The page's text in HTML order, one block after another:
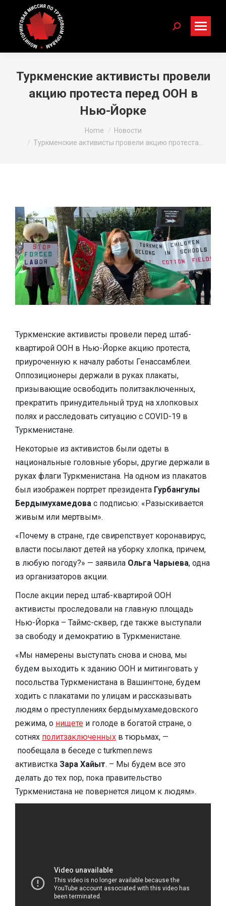
Search:
Туркменские активисты провели
акцию протеста перед ООН в
Нью-Йорке
Home
Новости
Туркменские активисты провели акцию протеста…
Туркменские активисты провели перед штаб-
квартирой ООН в Нью-Йорке акцию протеста,
приуроченную к началу работы Генассамблеи.
Оппозиционеры держали в руках плакаты,
призывающие освободить политзаключенных,
прекратить принудительный труд на хлопковых
полях и расследовать ситуацию с COVID-19 в
Туркменистане.
Некоторые из активистов были одеты в
национальные головные уборы, другие держали в
руках флаги Туркменистана. На одном из плакатов
был изображен портрет президента Гурбангулы
Бердымухамедова с подписью: «Разыскивается
живым или мертвым».
«Почему в стране, где свирепствует коронавирус,
власти посылают детей на уборку хлопка, причем,
в любую погоду?» — заявила Ольга Чарыева, одна
из организаторов акции.
После акции перед штаб-квартирой ООН
активисты проследовали на главную площадь
Нью-Йорка – Таймс-сквер, где также выступали
за свободу и демократию в Туркменистане.
«Мы намерены выступать снова и снова, мы
будем выходить к зданию ООН и митинговать у
посольства Туркменистана в Вашингтоне, будем
ходить с плакатами по улицам и рассказывать
людям о преступлениях бердымухамедовского
режима, о нищете и голоде в богатой стране, о
сотнях политзаключенных в тюрьмах, —
пообещала в беседе с turkmen.news
активистка Зара Хайыт. – Мы будем все это
делать до тех пор, пока правительство
Туркменистана не повернется лицом к людям».